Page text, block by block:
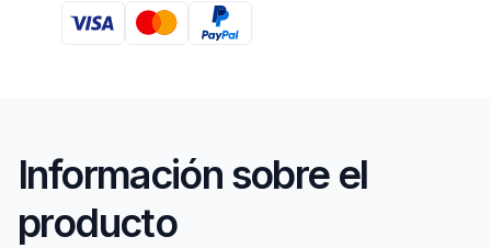
Información sobre el
producto